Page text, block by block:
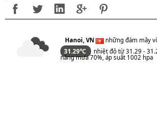
Hanoi, VN những đám mây
31.29℃
nhiệt độ từ 31.29 -
năng mưa 70%, áp suất 1002 hpa